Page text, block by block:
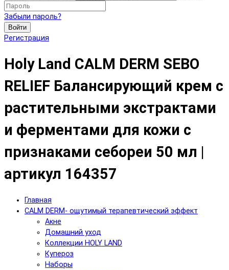
Забыли пароль?
Войти
Регистрация
Holy Land CALM DERM SEBO
RELIEF Балансирующий крем с
растительными экстрактами
и ферментами для кожи с
признаками себореи 50 мл |
артикул 164357
Главная
CALM DERM- ощутимый терапевтический эффект
Акне
Домашний уход
Коллекции HOLY LAND
Купероз
Наборы